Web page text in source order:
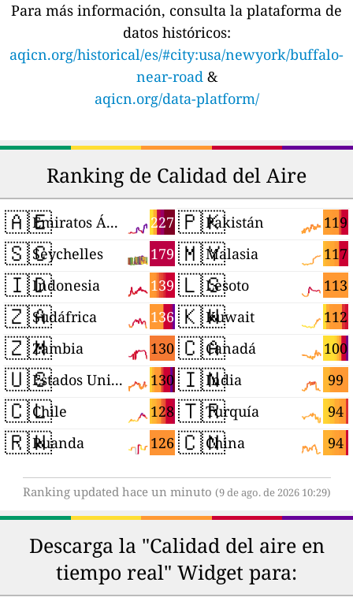
Para más información, consulta la plataforma de
datos históricos:
aqicn.org/historical/es/#city:usa/newyork/buffalo-
near-road&
aqicn.org/data-platform/
Ranking de Calidad del Aire
🇦🇪 227
Emiratos Árabes Unidos
🇸🇨 179
Seychelles
🇮🇩 139
Indonesia
🇿🇦 136
Sudáfrica
🇿🇲 130
Zambia
🇺🇸 130
Estados Unidos
🇨🇱 128
Chile
🇷🇼 126
Ruanda
🇵🇰 119
Pakistán
🇲🇾 117
Malasia
🇱🇸 113
Lesoto
🇰🇼 112
Kuwait
🇨🇦 100
Canadá
🇮🇳 99
India
🇹🇷 94
Turquía
🇨🇳 94
China
Ranking updated hace un minuto (9 de ago. de 2026 10:29)
Descarga la "Calidad del aire en
tiempo real" Widget para: